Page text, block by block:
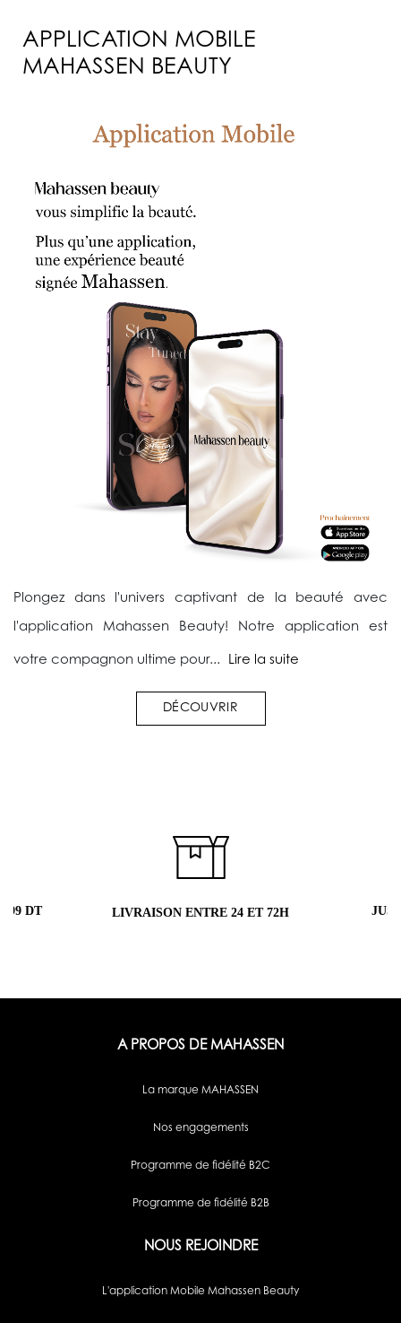
APPLICATION MOBILE
MAHASSEN BEAUTY
Plongez dans l'univers captivant de la beauté avec
l'application Mahassen Beauty! Notre application est
votre compagnon ultime pour... Lire la suite
DÉCOUVRIR
99 DT LIVRAISON ENTRE 24 ET 72H
A PROPOS DE MAHASSEN
La marque MAHASSEN
Nos engagements
Programme de fidélité B2C
Programme de fidélité B2B
NOUS REJOINDRE
L'application Mobile Mahassen Beauty